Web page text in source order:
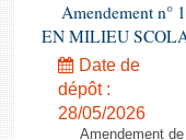
Amendement n°
EN MILIEU
Date de
dépôt :
28/05/2026
Amendement